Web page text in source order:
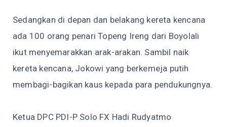
Sedangkan di depan dan belakang kereta kencana
ada 100 orang penari Topeng Ireng dari Boyolali
ikut menyemarakkan arak-arakan. Sambil naik
kereta kencana, Jokowi yang berkemeja putih
membagi-bagikan kaus kepada para pendukungnya.
Ketua DPC PDI-P Solo FX Hadi Rudyatmo